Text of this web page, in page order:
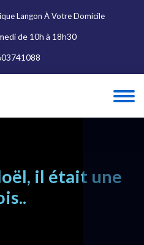
Langon À Votre Domicile
de 10h à 18h30
il était une